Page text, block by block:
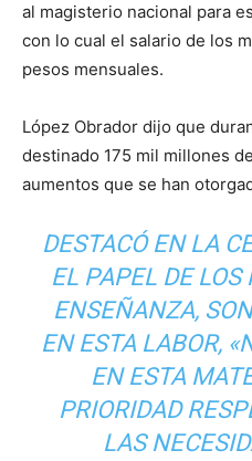
al magisterio nacional para
con lo cual el salario de los
pesos mensuales.
López Obrador dijo que
destinado 175 mil millones
aumentos que se han
DESTACÓ EN LA
EL PAPEL DE
ENSEÑANZA,
EN ESTA LABOR,
EN ESTA
PRIORIDAD
LAS